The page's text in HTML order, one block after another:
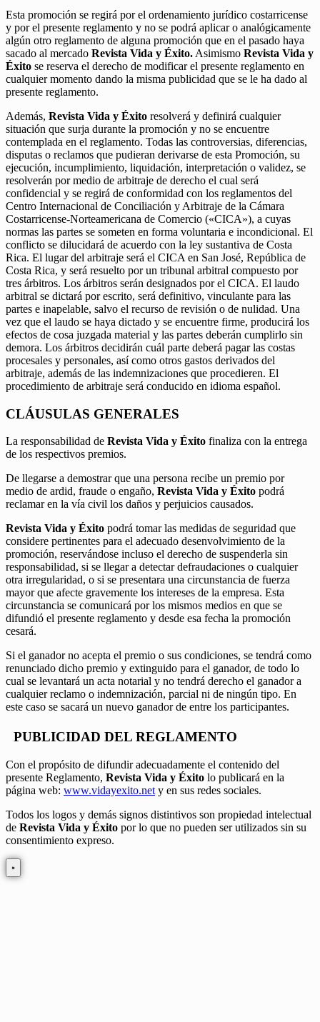
Esta promoción se regirá por el ordenamiento jurídico costarricense
y por el presente reglamento y no se podrá aplicar o analógicamente
algún otro reglamento de alguna promoción que en el pasado haya
sacado al mercado Revista Vida y Éxito. Asimismo Revista Vida y
Éxito se reserva el derecho de modificar el presente reglamento en
cualquier momento dando la misma publicidad que se le ha dado al
presente reglamento.
Además, Revista Vida y Éxito resolverá y definirá cualquier
situación que surja durante la promoción y no se encuentre
contemplada en el reglamento. Todas las controversias, diferencias,
disputas o reclamos que pudieran derivarse de esta Promoción, su
ejecución, incumplimiento, liquidación, interpretación o validez, se
resolverán por medio de arbitraje de derecho el cual será
confidencial y se regirá de conformidad con los reglamentos del
Centro Internacional de Conciliación y Arbitraje de la Cámara
Costarricense-Norteamericana de Comercio («CICA»), a cuyas
normas las partes se someten en forma voluntaria e incondicional. El
conflicto se dilucidará de acuerdo con la ley sustantiva de Costa
Rica. El lugar del arbitraje será el CICA en San José, República de
Costa Rica, y será resuelto por un tribunal arbitral compuesto por
tres árbitros. Los árbitros serán designados por el CICA. El laudo
arbitral se dictará por escrito, será definitivo, vinculante para las
partes e inapelable, salvo el recurso de revisión o de nulidad. Una
vez que el laudo se haya dictado y se encuentre firme, producirá los
efectos de cosa juzgada material y las partes deberán cumplirlo sin
demora. Los árbitros decidirán cuál parte deberá pagar las costas
procesales y personales, así como otros gastos derivados del
arbitraje, además de las indemnizaciones que procedieren. El
procedimiento de arbitraje será conducido en idioma español.
CLÁUSULAS GENERALES
La responsabilidad de Revista Vida y Éxito finaliza con la entrega
de los respectivos premios.
De llegarse a demostrar que una persona recibe un premio por
medio de ardid, fraude o engaño, Revista Vida y Éxito podrá
reclamar en la vía civil los daños y perjuicios causados.
Revista Vida y Éxito podrá tomar las medidas de seguridad que
considere pertinentes para el adecuado desenvolvimiento de la
promoción, reservándose incluso el derecho de suspenderla sin
responsabilidad, si se llegar a detectar defraudaciones o cualquier
otra irregularidad, o si se presentara una circunstancia de fuerza
mayor que afecte gravemente los intereses de la empresa. Esta
circunstancia se comunicará por los mismos medios en que se
difundió el presente reglamento y desde esa fecha la promoción
cesará.
Si el ganador no acepta el premio o sus condiciones, se tendrá como
renunciado dicho premio y extinguido para el ganador, de todo lo
cual se levantará un acta notarial y no tendrá derecho el ganador a
cualquier reclamo o indemnización, parcial ni de ningún tipo. En
este caso se sacará un nuevo ganador de entre los participantes.
PUBLICIDAD DEL REGLAMENTO
Con el propósito de difundir adecuadamente el contenido del
presente Reglamento, Revista Vida y Éxito lo publicará en la
página web: www.vidayexito.net y en sus redes sociales.
Todos los logos y demás signos distintivos son propiedad intelectual
de Revista Vida y Éxito por lo que no pueden ser utilizados sin su
consentimiento expreso.
×